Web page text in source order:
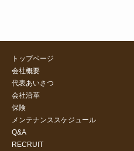
トップページ
会社概要
代表あいさつ
会社沿革
保険
メンテナンススケジュール
Q&A
RECRUIT